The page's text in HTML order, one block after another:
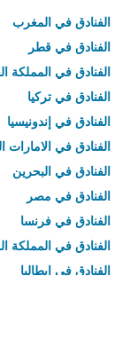
الفنادق في المغرب
الفنادق في قطر
الفنادق في المملكة
الفنادق في تركيا
الفنادق في إندونيسيا
الفنادق في الامارات
الفنادق في البحرين
الفنادق في مصر
الفنادق في فرنسا
الفنادق في المملكة
الفنادق في إيطاليا